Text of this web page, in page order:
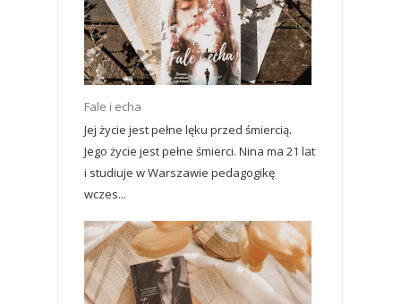
Fale i echa
Jej życie jest pełne lęku przed śmiercią.
Jego życie jest pełne śmierci. Nina ma 21 lat
i studiuje w Warszawie pedagogikę
wczes...